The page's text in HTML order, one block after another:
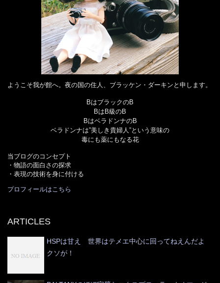
ようこそ我が館へ。夜の国の住人、ブラッケン・ダーキンと申します。
BはブラックのB
BはB級のB
BはベラドンナのB
ベラドンナは”美しき貴婦人”という意味の
毒にも薬にもなる花
当ブログのコンセプト
・物語の面白さの探求
・表現の技術を身に付ける
プロフィールはこちら
ARTICLES
HSPは甘え 世界はテメエ中心に回ってねえんだよ
クソが！